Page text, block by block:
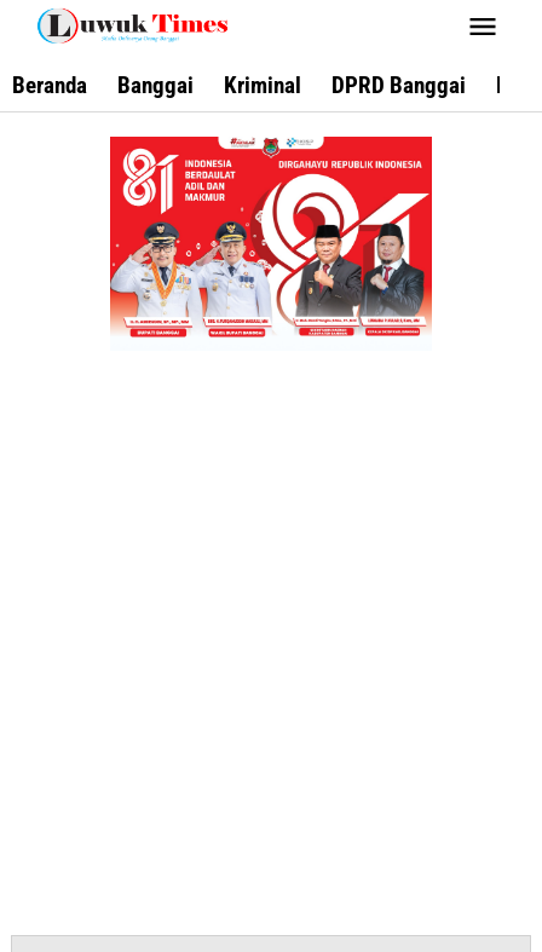
Lewati
konten
Beranda Banggai Kriminal DPRD Banggai